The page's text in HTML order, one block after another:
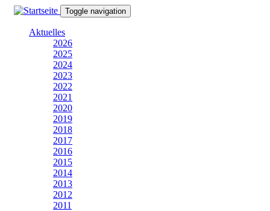
Direkt
Toggle navigation
Aktuelles
2026
2025
2024
2023
2022
2021
2020
2019
2018
2017
2016
2015
2014
2013
2012
2011